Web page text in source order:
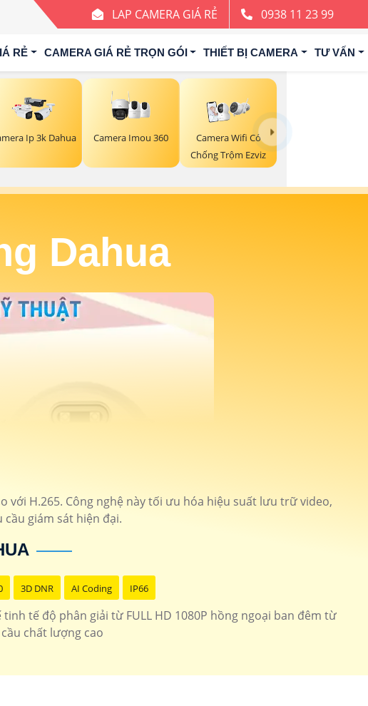
LAP CAMERA GIÁ RẺ 0938 11 23 99
RẺ CAMERA GIÁ RẺ TRỌN GÓI THIẾT BỊ CAMERA TƯ VẤN
Ip 3k Dahua Camera Imou 360
Camera Wifi Có
Chống Trộm Ezviz
Dahua
H.265. Công nghệ này tối ưu hóa hiệu suất lưu trữ video,
giám sát hiện đại.
3D DNR AI Coding IP66
tế độ phân giải từ FULL HD 1080P hồng ngoại ban đêm từ
chất lượng cao